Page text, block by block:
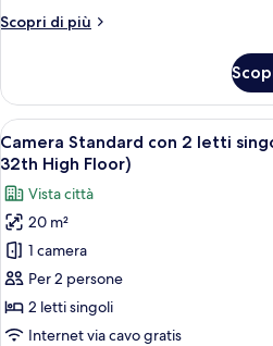
singoli,
(26th-
32h
High
Floor)
Scopri di più
Altri
Superior
con
2
letti
non
fumatori
(26th-
32h
High
Apri
tutte
le
foto
per
Camera
Standard
con
2
12
Camera Standard con 2 letti
32th High Floor)
Vista città
20 m²
1 camera
Per 2 persone
2 letti singoli
Internet via cavo gratis